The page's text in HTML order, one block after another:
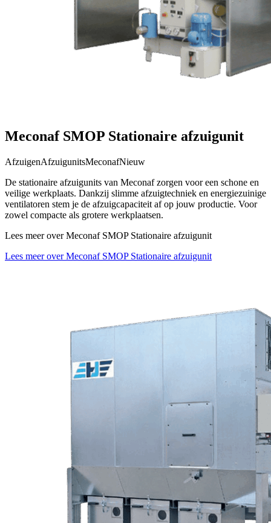
Meconaf SMOP Stationaire afzuigunit
AfzuigenAfzuigunitsMeconafNieuw
De stationaire afzuigunits van Meconaf zorgen voor een schone en
veilige werkplaats. Dankzij slimme afzuigtechniek en energiezuinige
ventilatoren stem je de afzuigcapaciteit af op jouw productie. Voor
zowel compacte als grotere werkplaatsen.
Lees meer over Meconaf SMOP Stationaire afzuigunit
Lees meer over Meconaf SMOP Stationaire afzuigunit